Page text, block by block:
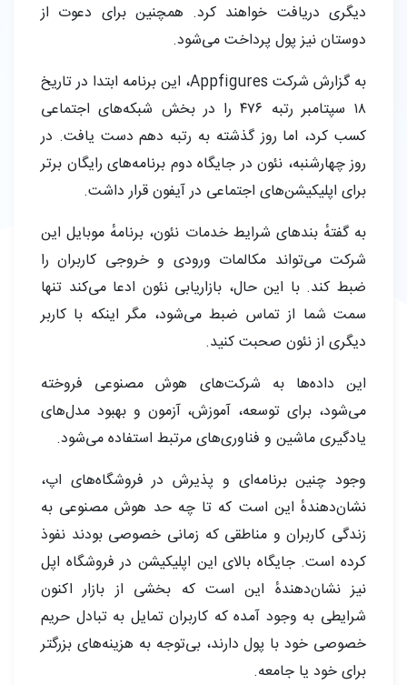
دیگری دریافت خواهند کرد. همچنین برای دعوت از
دوستان نیز پول پرداخت می‌شود.
به گزارش شرکت Appfigures، این برنامه ابتدا در تاریخ
۱۸ سپتامبر رتبه ۴۷۶ را در بخش شبکه‌های اجتماعی
کسب کرد، اما روز گذشته به رتبه دهم دست یافت. در
روز چهارشنبه، نئون در جایگاه دوم برنامه‌های رایگان برتر
برای اپلیکیشن‌های اجتماعی در آیفون قرار داشت.
به گفتهٔ بندهای شرایط خدمات نئون، برنامهٔ موبایل این
شرکت می‌تواند مکالمات ورودی و خروجی کاربران را
ضبط کند. با این حال، بازاریابی نئون ادعا می‌کند تنها
سمت شما از تماس ضبط می‌شود، مگر اینکه با کاربر
دیگری از نئون صحبت کنید.
این داده‌ها به شرکت‌های هوش مصنوعی فروخته
می‌شود، برای توسعه، آموزش، آزمون و بهبود مدل‌های
یادگیری ماشین و فناوری‌های مرتبط استفاده می‌شود.
وجود چنین برنامه‌ای و پذیرش در فروشگاه‌های اپ،
نشان‌دهندهٔ این است که تا چه حد هوش مصنوعی به
زندگی کاربران و مناطقی که زمانی خصوصی بودند نفوذ
کرده است. جایگاه بالای این اپلیکیشن در فروشگاه اپل
نیز نشان‌دهندهٔ این است که بخشی از بازار اکنون
شرایطی به وجود آمده که کاربران تمایل به تبادل حریم
خصوصی خود با پول دارند، بی‌توجه به هزینه‌های بزرگتر
برای خود یا جامعه.